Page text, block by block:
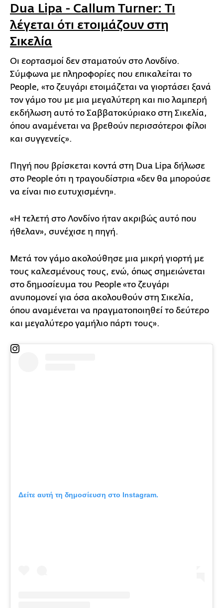
Dua Lipa - Callum Turner: Τι
λέγεται ότι ετοιμάζουν στη
Σικελία
Οι εορτασμοί δεν σταματούν στο Λονδίνο.
Σύμφωνα με πληροφορίες που επικαλείται το
People, «το ζευγάρι ετοιμάζεται να γιορτάσει ξανά
τον γάμο του με μια μεγαλύτερη και πιο λαμπερή
εκδήλωση αυτό το Σαββατοκύριακο στη Σικελία,
όπου αναμένεται να βρεθούν περισσότεροι φίλοι
και συγγενείς».
Πηγή που βρίσκεται κοντά στη Dua Lipa δήλωσε
στο People ότι η τραγουδίστρια «δεν θα μπορούσε
να είναι πιο ευτυχισμένη».
«Η τελετή στο Λονδίνο ήταν ακριβώς αυτό που
ήθελαν», συνέχισε η πηγή.
Μετά τον γάμο ακολούθησε μια μικρή γιορτή με
τους καλεσμένους τους, ενώ, όπως σημειώνεται
στο δημοσίευμα του People «το ζευγάρι
ανυπομονεί για όσα ακολουθούν στη Σικελία,
όπου αναμένεται να πραγματοποιηθεί το δεύτερο
και μεγαλύτερο γαμήλιο πάρτι τους».
Δείτε αυτή τη δημοσίευση στο Instagram.